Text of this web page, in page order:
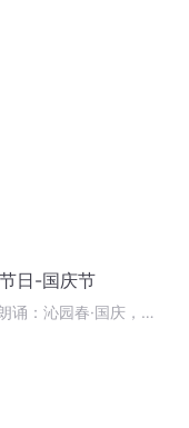
日-国庆节
诵：沁园春·国庆，朗